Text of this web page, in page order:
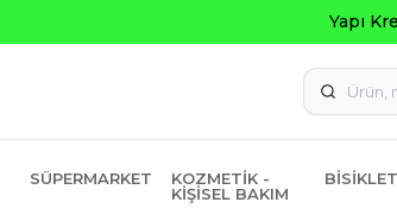
SÜPERMARKET
KOZMETIK -
KIŞISEL BAKIM
BISIKLET